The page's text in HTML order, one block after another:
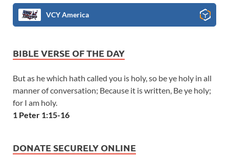
VCY America
BIBLE VERSE OF THE DAY
But as he which hath called you is holy, so be ye holy in all
manner of conversation; Because it is written, Be ye holy;
for I am holy.
1 Peter 1:15-16
DONATE SECURELY ONLINE